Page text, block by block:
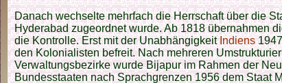
Danach wechselte mehrfach die Herrschaft über die
Hyderabad zugeordnet wurde. Ab 1818 übernahmen
die Kontrolle. Erst mit der UnabhängigkeitIndiens
den Kolonialisten befreit. Nach mehreren
Verwaltungsbezirke wurde Bijapur im Rahmen der
Bundesstaaten nach Sprachgrenzen 1956 dem Staat